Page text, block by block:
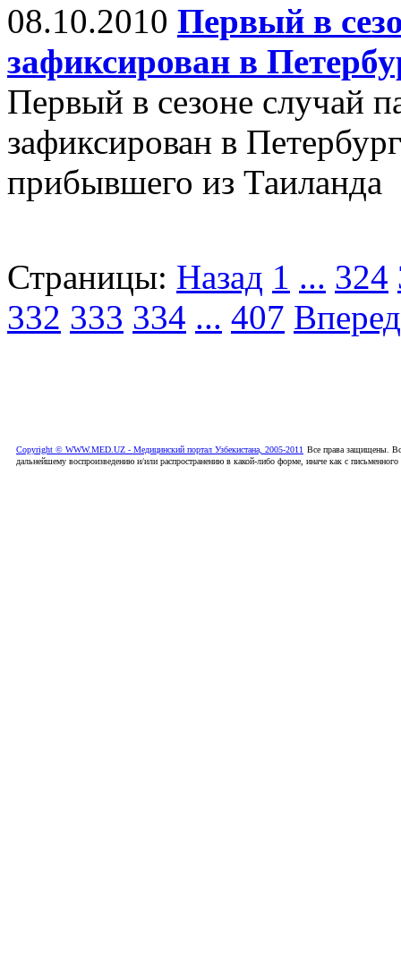
08.10.2010 Первый в
зафиксирован в
Первый в сезоне случай
зафиксирован в
прибывшего из Таиланда
Страницы: Назад 1 ... 324
332 333 334 ... 407 Вперед
Copyright © WWW.MED.UZ - Медицинский портал Узбекистана, 2005-2011 Все права защищены.
дальнейшему воспроизведению и/или распространению в какой-либо форме, иначе как с